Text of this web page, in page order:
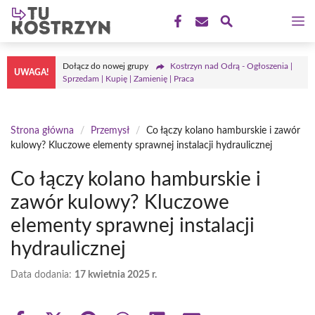
Przejdź
treści
UWAGA!
Dołącz do nowej grupy
Kostrzyn nad Odrą - Ogłoszenia |
Sprzedam | Kupię | Zamienię | Praca
Strona główna / Przemysł /
Co łączy kolano hamburskie i zawór
kulowy? Kluczowe elementy sprawnej instalacji hydraulicznej
Co łączy kolano hamburskie i
zawór kulowy? Kluczowe
elementy sprawnej instalacji
hydraulicznej
Data dodania: 17 kwietnia 2025 r.